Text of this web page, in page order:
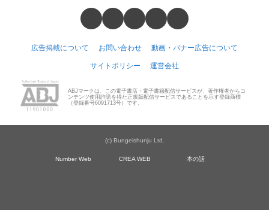
広告掲載について お問い合わせ 動画・バナー広告について
サイトポリシー 運営会社
ABJマークは、この電子書店・電子書籍配信サービスが、著作権者からコ
ンテンツ使用許諾を得た正規版配信サービスであることを示す登録商標
（登録番号6091713号）です。
(c) Bungeishunju Ltd.
Number Web CREA WEB 本の話